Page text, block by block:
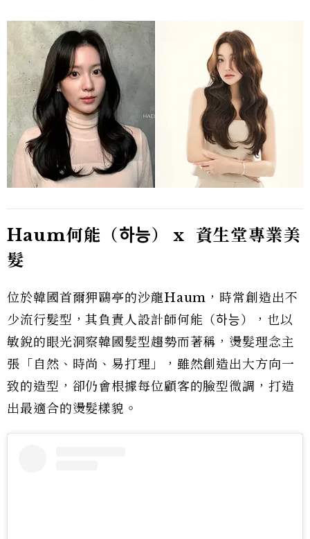
Haum何能（하능） x 資生堂專業美
髮
位於韓國首爾狎鷗亭的沙龍Haum，時常創造出不
少流行髮型，其負責人設計師何能（하능），也以
敏銳的眼光洞察韓國髮型趨勢而著稱，燙髮理念主
張「自然、時尚、易打理」，雖然創造出大方向一
致的造型，卻仍會根據每位顧客的臉型微調，打造
出最適合的燙髮樣貌。